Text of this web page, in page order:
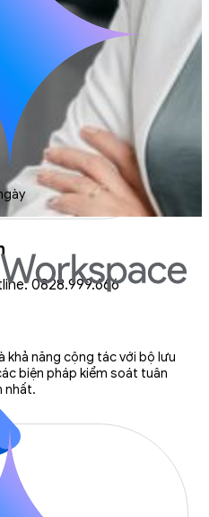
0828.999.666
khả năng cộng tác với bộ lưu
biện pháp kiểm soát tuân
nhất.